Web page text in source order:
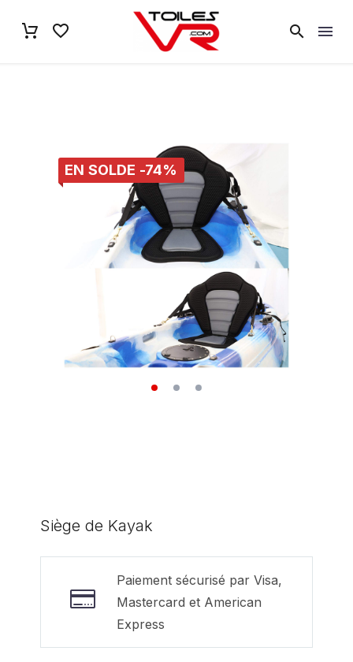
EN SOLDE -74%
Siège de Kayak
Paiement sécurisé par Visa,
Mastercard et American
Express